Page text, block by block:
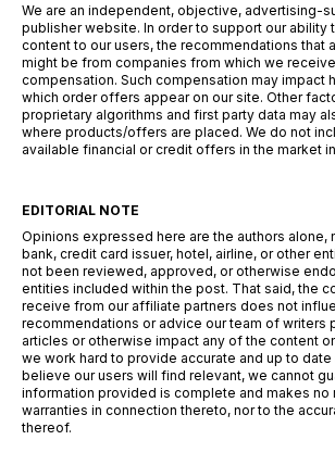
We are an independent, objective, advertising-
publisher website. In order to support our ability
content to our users, the recommendations that
might be from companies from which we
compensation. Such compensation may impact
which order offers appear on our site. Other
proprietary algorithms and first party data may
where products/offers are placed. We do not
available financial or credit offers in the market
EDITORIAL NOTE
Opinions expressed here are the authors alone,
bank, credit card issuer, hotel, airline, or other
not been reviewed, approved, or otherwise
entities included within the post. That said, the
receive from our affiliate partners does not
recommendations or advice our team of writers
articles or otherwise impact any of the content
we work hard to provide accurate and up to
believe our users will find relevant, we cannot
information provided is complete and makes no
warranties in connection thereto, nor to the
thereof.